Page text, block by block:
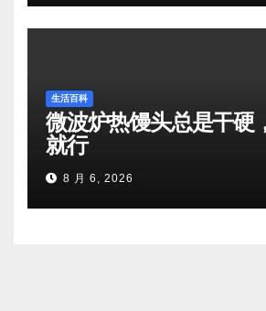
生活百科
微波炉热馒头总是干硬
就行
8 月 6, 2026